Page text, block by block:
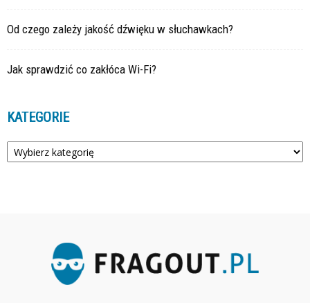
Od czego zależy jakość dźwięku w słuchawkach?
Jak sprawdzić co zakłóca Wi-Fi?
KATEGORIE
Kategorie